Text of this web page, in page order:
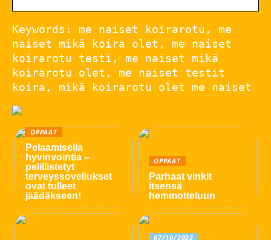
Keywords: me naiset koirarotu, me
naiset mikä koira olet, me naiset
koirarotu testi, me naiset mikä
koirarotu olet, me naiset testit
koira, mikä koirarotu olet me naiset
OPPAAT
Pelaamisella
hyvinvointia –
pelillistetyt
terveyssovellukset
ovat tulleet
jäädäkseen!
OPPAAT
Parhaat vinkit
itsensä
hemmotteluun
07/10/2022